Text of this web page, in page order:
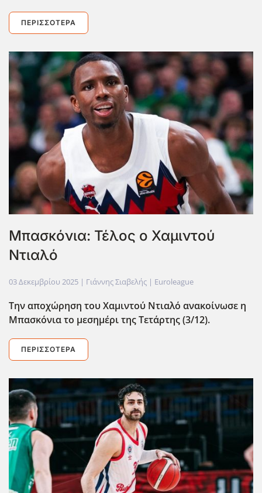
ΠΕΡΙΣΣΌΤΕΡΑ
Mπασκόνια: Τέλος ο Χαμιντού
Ντιαλό
03 Δεκεμβρίου 2025 | Γιάννης Σιαβελής | Euroleague
Την αποχώρηση του Χαμιντού Ντιαλό ανακοίνωσε η
Μπασκόνια το μεσημέρι της Τετάρτης (3/12).
ΠΕΡΙΣΣΌΤΕΡΑ